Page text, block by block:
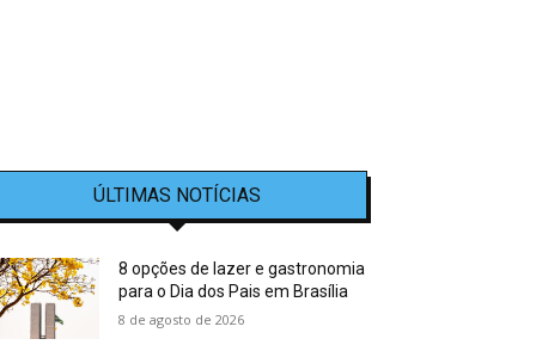
ÚLTIMAS NOTÍCIAS
8 opções de lazer e gastronomia
para o Dia dos Pais em Brasília
8 de agosto de 2026